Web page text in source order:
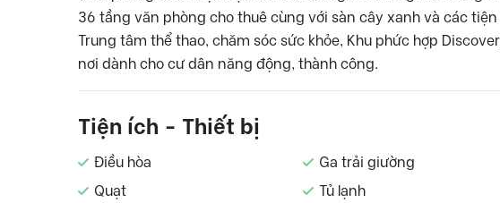
36 tầng văn phòng cho thuê cùng với sàn cây xanh và các
Trung tâm thể thao, chăm sóc sức khỏe, Khu phức hợp
nơi dành cho cư dân năng động, thành công.
Tiện ích - Thiết bị
Điều hòa Ga trải giường
Quạt
Tủ lạnh